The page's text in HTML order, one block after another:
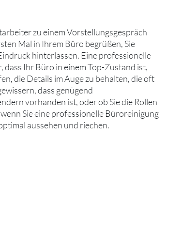
zu einem Vorstellungsgespräch
Mal in Ihrem Büro begrüßen, Sie
hinterlassen. Eine professionelle
Ihr Büro in einem Top-Zustand ist,
die Details im Auge zu behalten, die oft
dass genügend
vorhanden ist, oder ob Sie die Rollen
Sie eine professionelle Büroreinigung
aussehen und riechen.